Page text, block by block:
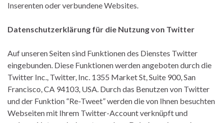
Inserenten oder verbundene Websites.
Datenschutzerklärung für die Nutzung von Twitter
Auf unseren Seiten sind Funktionen des Dienstes Twitter
eingebunden. Diese Funktionen werden angeboten durch die
Twitter Inc., Twitter, Inc. 1355 Market St, Suite 900, San
Francisco, CA 94103, USA. Durch das Benutzen von Twitter
und der Funktion “Re-Tweet” werden die von Ihnen besuchten
Webseiten mit Ihrem Twitter-Account verknüpft und